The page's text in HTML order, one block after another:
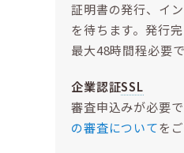
証明書の発行、イ
を待ちます。発行
最大48時間程必要で
企業認証SSL
審査申込みが必要
の審査についてを